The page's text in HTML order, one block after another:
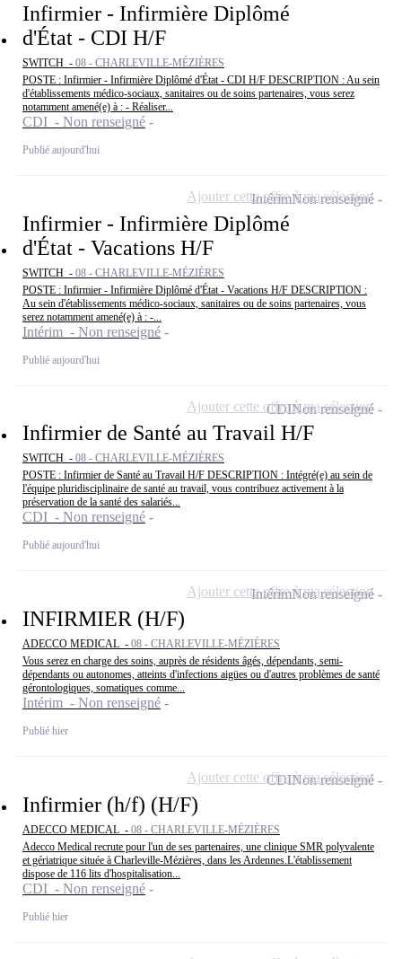
Infirmier - Infirmière Diplômé
d'État - CDI H/F
SWITCH - 08 - CHARLEVILLE-MÉZIÈRES
POSTE : Infirmier - Infirmière Diplômé d'État - CDI H/F DESCRIPTION : Au sein
d'établissements médico-sociaux, sanitaires ou de soins partenaires, vous serez
notamment amené(e) à : - Réaliser...
CDI - Non renseigné
Publié aujourd'hui
Infirmier - Infirmière Diplômé
d'État - Vacations H/F
SWITCH - 08 - CHARLEVILLE-MÉZIÈRES
POSTE : Infirmier - Infirmière Diplômé d'État - Vacations H/F DESCRIPTION :
Au sein d'établissements médico-sociaux, sanitaires ou de soins partenaires, vous
serez notamment amené(e) à : -...
Intérim - Non renseigné
Publié aujourd'hui
IntérimNon renseigné
Ajouter cette offre à ma sélection
Infirmier de Santé au Travail H/F
SWITCH - 08 - CHARLEVILLE-MÉZIÈRES
POSTE : Infirmier de Santé au Travail H/F DESCRIPTION : Intégré(e) au sein de
l'équipe pluridisciplinaire de santé au travail, vous contribuez activement à la
préservation de la santé des salariés...
CDI - Non renseigné
Publié aujourd'hui
CDINon renseigné
Ajouter cette offre à ma sélection
INFIRMIER (H/F)
ADECCO MEDICAL - 08 - CHARLEVILLE-MÉZIÈRES
Vous serez en charge des soins, auprès de résidents âgés, dépendants, semi-
dépendants ou autonomes, atteints d'infections aigües ou d'autres problèmes de santé
gérontologiques, somatiques comme...
Intérim - Non renseigné
Publié hier
IntérimNon renseigné
Ajouter cette offre à ma sélection
Infirmier (h/f) (H/F)
ADECCO MEDICAL - 08 - CHARLEVILLE-MÉZIÈRES
Adecco Medical recrute pour l'un de ses partenaires, une clinique SMR polyvalente
et gériatrique située à Charleville-Mézières, dans les Ardennes.L'établissement
dispose de 116 lits d'hospitalisation...
CDI - Non renseigné
Publié hier
CDINon renseigné
Ajouter cette offre à ma sélection